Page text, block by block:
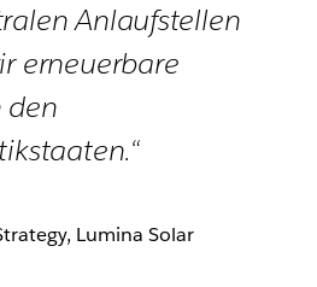
Anlaufstellen
erneuerbare
den
Lumina Solar